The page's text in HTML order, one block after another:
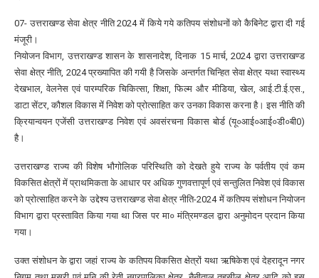
07- उत्तराखण्ड सेवा क्षेत्र नीति 2024 में किये गये कतिपय संशोधनों को कैबिनेट द्वारा दी गई
मंजूरी।
नियोजन विभाग, उत्तराखण्ड शासन के शासनादेश, दिनाक 15 मार्च, 2024 द्वारा उत्तराखण्ड
सेवा क्षेत्र नीति, 2024 प्रख्यापित की गयी है जिसके अन्तर्गत चिन्हित सेवा क्षेत्र यथा स्वास्थ्य
देखभाल, वेलनेस एवं पारम्परिक चिकित्सा, शिक्षा, फिल्म और मीडिया, खेल, आई.टी.ई.एस.,
डाटा सेंटर, कौशल विकास में निवेश को प्रोत्साहित कर उनका विकास करना है। इस नीति की
क्रियान्वयन एजेंसी उत्तराखण्ड निवेश एवं अवसंरचना विकास बोर्ड (यू०आई०आई०डी०बी0)
है।
उत्तराखण्ड राज्य की विशेष भौगोलिक परिस्थिति को देखते हुये राज्य के पर्वतीय एवं कम
विकसित क्षेत्रों में प्राथमिकता के आधार पर अधिक गुणवत्तापूर्ण एवं सन्तुलित निवेश एवं विकास
को प्रोत्साहित करने के उद्देश्य उत्तराखण्ड सेवा क्षेत्र नीति-2024 में कतिपय संशोधन नियोजन
विभाग द्वारा प्रस्तावित किया गया था जिस पर मा० मंत्रिमण्डल द्वारा अनुमोदन प्रदान किया
गया।
उक्त संशोधन के द्वारा जहां राज्य के कतिपय विकसित क्षेत्रों यथा ऋषिकेश एवं देहरादून नगर